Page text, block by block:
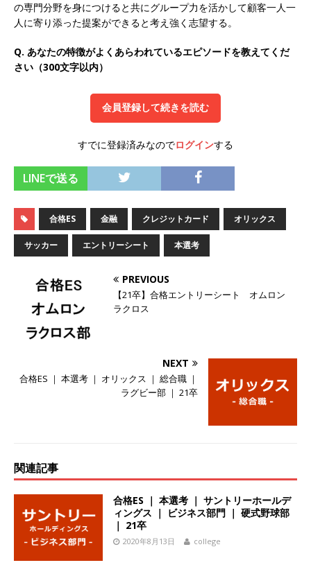
[ 2026年5月14日 ] 【 28卒 ｜ ES自動合格!! 】 文
50％以上の製品保有!! ｜ 一眼レフ大手メーカー
部品製造メーカー ｜ 賞与前年度実績6.5ヵ月・平
用企業
[ 2026年5月14日 ]
【 28卒 ｜ 書類選考自動合
の専門商社 ｜ 大手メーカーとも取引多数!! ｜ 30
歳までは個人の成績に関わらず昇給を約束 ｜ ソ
[ 2026年5月14日 ]
【 28卒 】 NTTドコモグルー
プと電通グループの傘下 ｜ 初任給40万 ｜ 人よ
環境!! ｜ 日本で初めてインターネット広告事業を
始めたパイオニア企業 ｜ CARTA HOLDINGS
療機関向け広告・人材営業 ｜ 未経験からコンサ
ル、マーケティング、ブランディングが経験でき
る ｜ 土日祝休み ｜ 年間休日124日 ｜ ギミック
の専門分野を身につけると共にグループ力を活かして顧客一人一
人に寄り添った提案ができると考え強く志望する。
Q. あなたの特徴がよくあらわれているエピソードを教えてくだ
さい（300文字以内）
会員登録して続きを読む
すでに登録済みなのでログインする
LINEで送る
合格ES 金融 クレジットカード オリックス
サッカー エントリーシート 本選考
PREVIOUS
【21卒】合格エントリーシート オムロン
ラクロス
NEXT
合格ES ｜ 本選考 ｜ オリックス ｜ 総合職 ｜
ラグビー部 ｜ 21卒
関連記事
合格ES ｜ 本選考 ｜ サントリーホールデ
ィングス ｜ ビジネス部門 ｜ 硬式野球部
｜ 21卒
2020年8月13日 college